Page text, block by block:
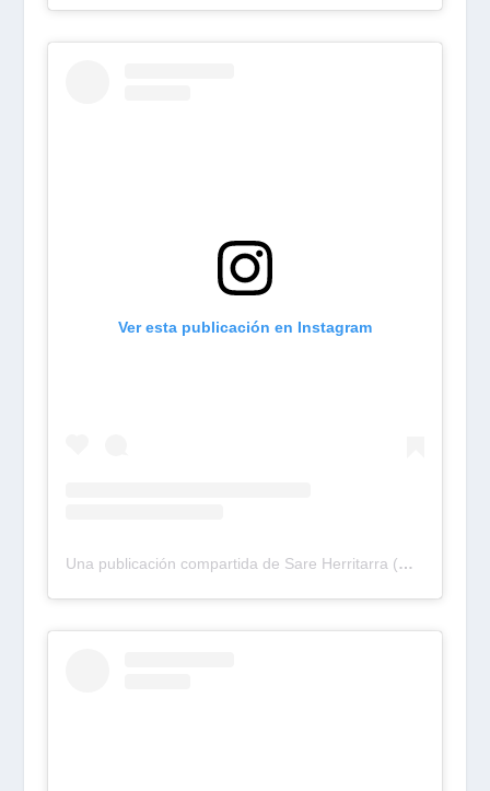
Ver esta publicación en Instagram
Una publicación compartida de Sare Herritarra (@sareherritarra)